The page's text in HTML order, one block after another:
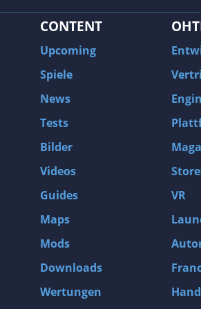
CONTENT
Upcoming
Spiele
News
Tests
Bilder
Videos
Guides
Maps
Mods
Downloads
Wertungen
VR